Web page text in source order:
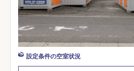
設定条件の空室状況